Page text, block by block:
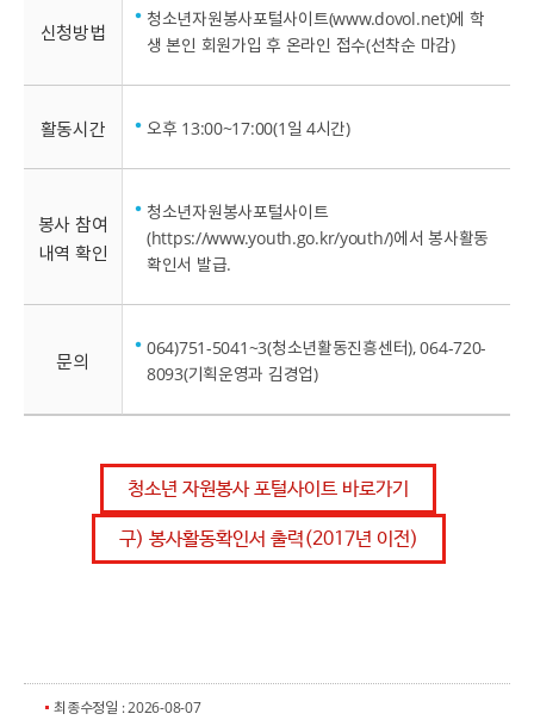
신청방법
청소년자원봉사포털사이트(www.dovol.net)에 학
생 본인 회원가입 후 온라인 접수(선착순 마감)
활동시간 오후 13:00~17:00(1일 4시간)
봉사 참여
내역 확인
청소년자원봉사포털사이트
(https://www.youth.go.kr/youth/)에서 봉사활동
확인서 발급.
문의
064)751-5041~3(청소년활동진흥센터), 064-720-
8093(기획운영과 김경업)
청소년 자원봉사 포털사이트 바로가기
구) 봉사활동확인서 출력(2017년 이전)
최종수정일 : 2026-08-07